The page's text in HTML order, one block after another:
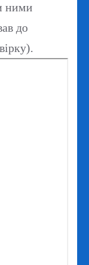
ними
до